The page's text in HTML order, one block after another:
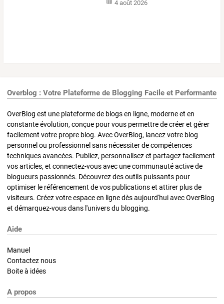
4 août 2026
Overblog : Votre Plateforme de Blogging Facile et Performante
OverBlog est une plateforme de blogs en ligne, moderne et en
constante évolution, conçue pour vous permettre de créer et gérer
facilement votre propre blog. Avec OverBlog, lancez votre blog
personnel ou professionnel sans nécessiter de compétences
techniques avancées. Publiez, personnalisez et partagez facilement
vos articles, et connectez-vous avec une communauté active de
blogueurs passionnés. Découvrez des outils puissants pour
optimiser le référencement de vos publications et attirer plus de
visiteurs. Créez votre espace en ligne dès aujourd'hui avec OverBlog
et démarquez-vous dans l'univers du blogging.
Aide
Manuel
Contactez nous
Boite à idées
A propos